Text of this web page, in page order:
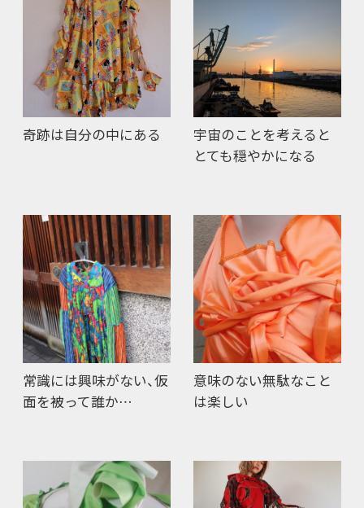
奇跡は自分の中にある
宇宙のことを考えると
とても穏やかになる
常識には興味がない、仮
面を被って誰か…
意味のない無駄なこと
は楽しい